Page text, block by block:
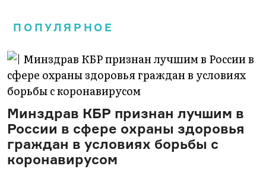
ПОПУЛЯРНОЕ
Минздрав КБР признан лучшим в
России в сфере охраны здоровья
граждан в условиях борьбы с
коронавирусом